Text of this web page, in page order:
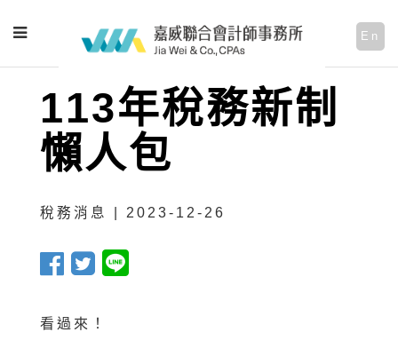
En
113年稅務新制
懶人包
稅務消息 | 2023-12-26
看過來！